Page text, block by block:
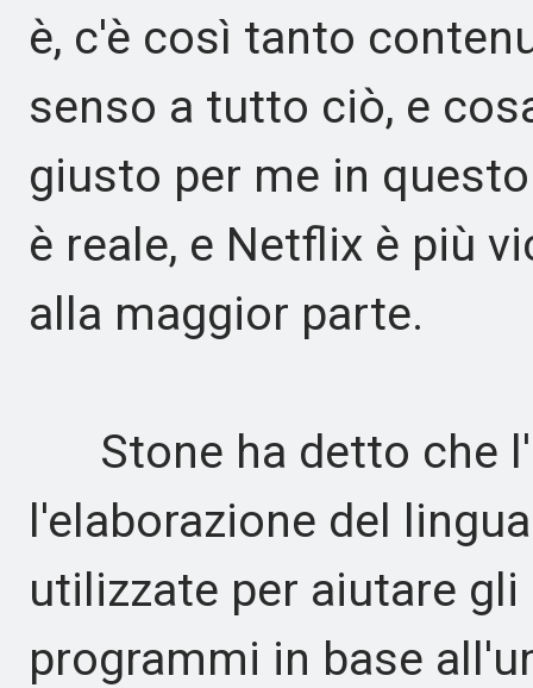
è, c'è così tanto
senso a tutto ciò, e
giusto per me in
è reale, e Netflix è più
alla maggior parte.
Stone ha detto che
l'elaborazione del
utilizzate per aiutare
programmi in base